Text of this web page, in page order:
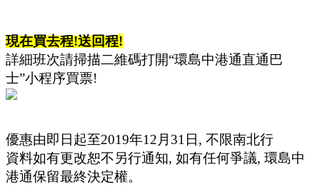
現在買去程!送回程!
詳細班次請掃描二維碼打開“環島中港通直通巴
士”小程序買票!
優惠由即日起至2019年12 月 31 日, 不限南北行
資料如有更改恕不另行通知, 如有任何爭議, 環島中
港通保留最終決定權。